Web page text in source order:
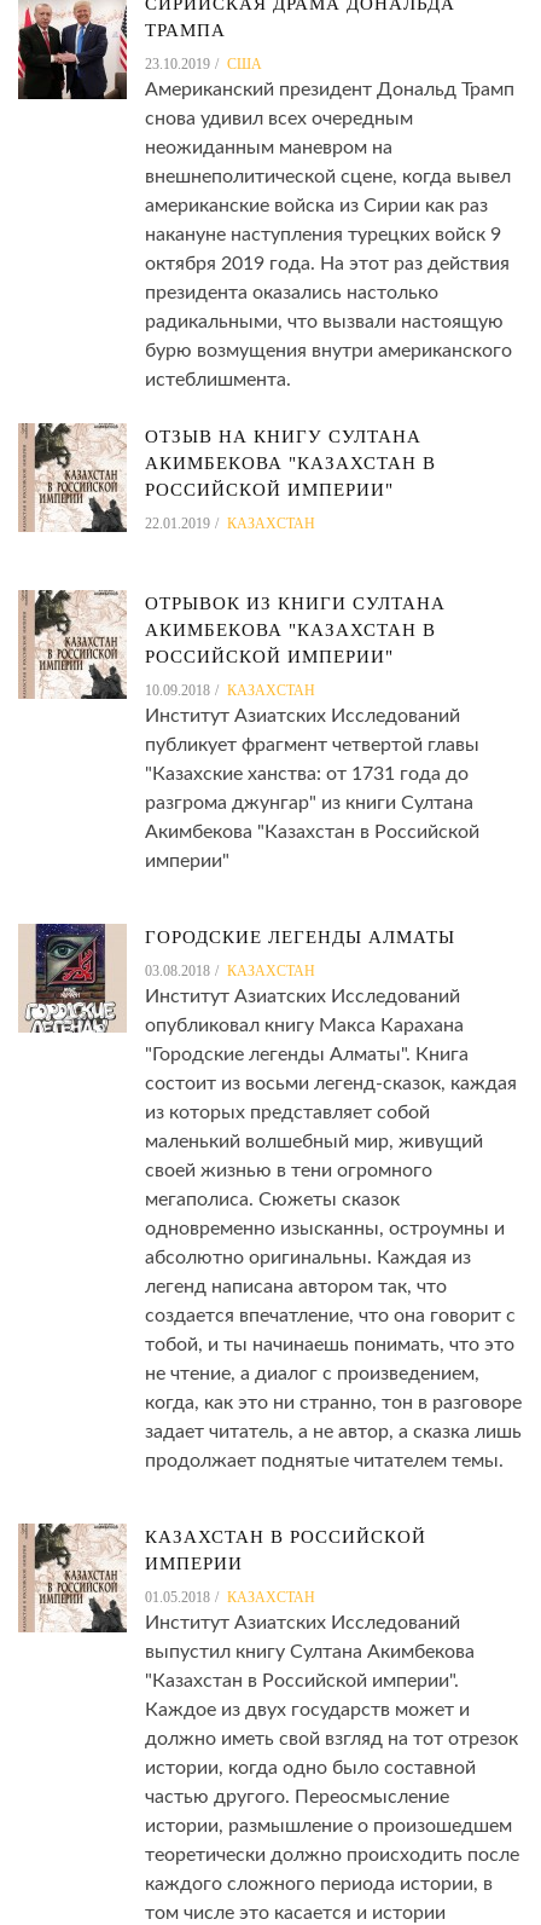
СИРИЙСКАЯ ДРАМА ДОНАЛЬДА
ТРАМПА
23.10.2019 США
Американский президент Дональд Трамп
снова удивил всех очередным
неожиданным маневром на
внешнеполитической сцене, когда вывел
американские войска из Сирии как раз
накануне наступления турецких войск 9
октября 2019 года. На этот раз действия
президента оказались настолько
радикальными, что вызвали настоящую
бурю возмущения внутри американского
истеблишмента.
ОТЗЫВ НА КНИГУ СУЛТАНА
АКИМБЕКОВА "КАЗАХСТАН В
РОССИЙСКОЙ ИМПЕРИИ"
22.01.2019 КАЗАХСТАН
ОТРЫВОК ИЗ КНИГИ СУЛТАНА
АКИМБЕКОВА "КАЗАХСТАН В
РОССИЙСКОЙ ИМПЕРИИ"
10.09.2018 КАЗАХСТАН
Институт Азиатских Исследований
публикует фрагмент четвертой главы
"Казахские ханства: от 1731 года до
разгрома джунгар" из книги Султана
Акимбекова "Казахстан в Российской
империи"
ГОРОДСКИЕ ЛЕГЕНДЫ АЛМАТЫ
03.08.2018 КАЗАХСТАН
Институт Азиатских Исследований
опубликовал книгу Макса Карахана
"Городские легенды Алматы". Книга
состоит из восьми легенд-сказок, каждая
из которых представляет собой
маленький волшебный мир, живущий
своей жизнью в тени огромного
мегаполиса. Сюжеты сказок
одновременно изысканны, остроумны и
абсолютно оригинальны. Каждая из
легенд написана автором так, что
создается впечатление, что она говорит с
тобой, и ты начинаешь понимать, что это
не чтение, а диалог с произведением,
когда, как это ни странно, тон в разговоре
задает читатель, а не автор, а сказка лишь
продолжает поднятые читателем темы.
КАЗАХСТАН В РОССИЙСКОЙ
ИМПЕРИИ
01.05.2018 КАЗАХСТАН
Институт Азиатских Исследований
выпустил книгу Султана Акимбекова
"Казахстан в Российской империи".
Каждое из двух государств может и
должно иметь свой взгляд на тот отрезок
истории, когда одно было составной
частью другого. Переосмысление
истории, размышление о произошедшем
теоретически должно происходить после
каждого сложного периода истории, в
том числе это касается и истории